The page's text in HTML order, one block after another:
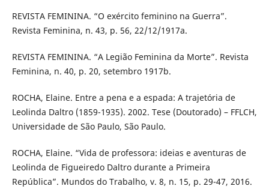
REVISTA FEMININA. “O exército feminino na Guerra”.
Revista Feminina, n. 43, p. 56, 22/12/1917a.
REVISTA FEMININA. “A Legião Feminina da Morte”. Revista
Feminina, n. 40, p. 20, setembro 1917b.
ROCHA, Elaine. Entre a pena e a espada: A trajetória de
Leolinda Daltro (1859-1935). 2002. Tese (Doutorado) – FFLCH,
Universidade de São Paulo, São Paulo.
ROCHA, Elaine. “Vida de professora: ideias e aventuras de
Leolinda de Figueiredo Daltro durante a Primeira
República”. Mundos do Trabalho, v. 8, n. 15, p. 29-47, 2016.